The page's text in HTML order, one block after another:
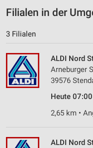
Filialen in der
3 Filialen
ALDI Nord
Arneburger
39576
Heute
2,65 km •
ALDI Nord